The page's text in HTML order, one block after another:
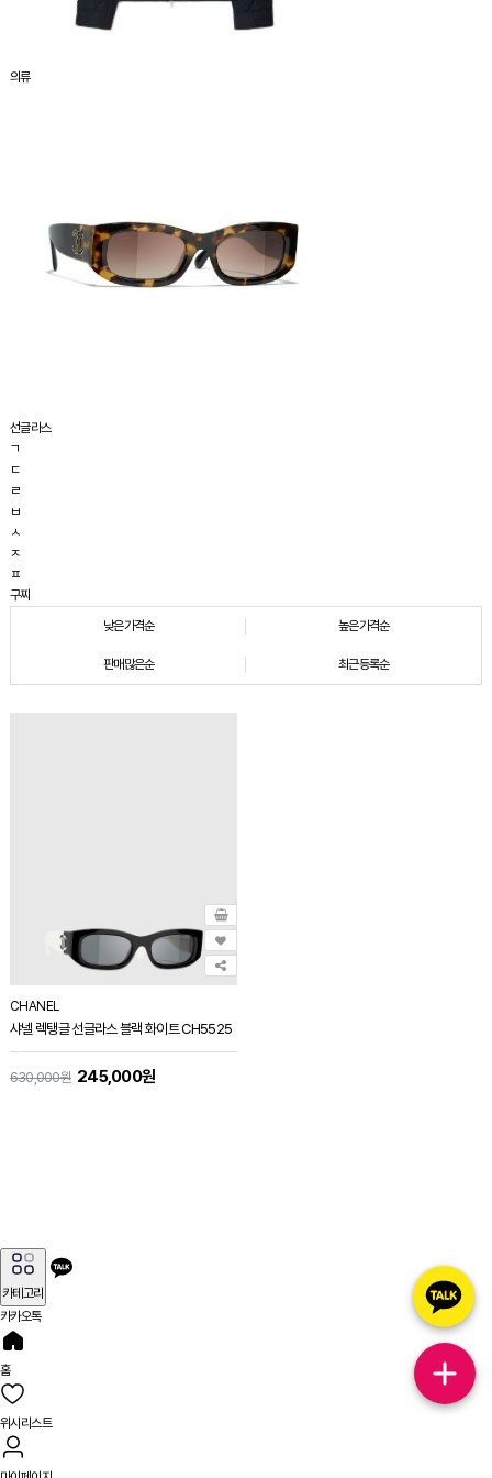
의류
선글라스
ㄱ
ㄷ
ㄹ
ㅂ
ㅅ
ㅈ
ㅍ
구찌
낮은가격순
높은가격순
판매많은순 최근등록순
CHANEL
샤넬 렉탱글 선글라스 블랙 화이트 CH5525
630,000원 245,000원
카테고리
카카오톡
홈
위시리스트